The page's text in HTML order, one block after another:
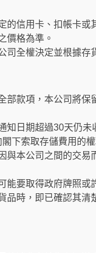
的信用卡、扣帳卡
價格為準。
司全權決定並根據存
部款項，本公司將
知日期超過30天仍
下索取存儲費用的權
與本公司之間的交
能要取得政府牌照
品時，即已確認其